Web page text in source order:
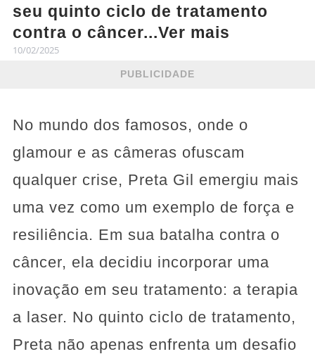
seu quinto ciclo de tratamento
contra o câncer...Ver mais
10/02/2025
PUBLICIDADE
No mundo dos famosos, onde o
glamour e as câmeras ofuscam
qualquer crise, Preta Gil emergiu mais
uma vez como um exemplo de força e
resiliência. Em sua batalha contra o
câncer, ela decidiu incorporar uma
inovação em seu tratamento: a terapia
a laser. No quinto ciclo de tratamento,
Preta não apenas enfrenta um desafio